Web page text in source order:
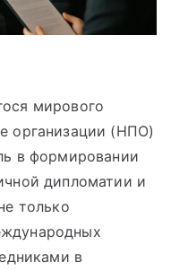
мирового
организации (НПО)
в формировании
дипломатии и
только
в